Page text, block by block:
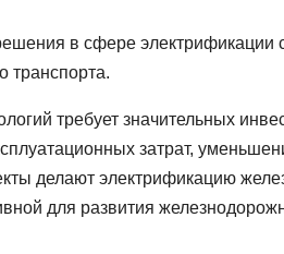
в сфере электрификации
транспорта.
требует значительных
затрат,
делают электрификацию
для развития